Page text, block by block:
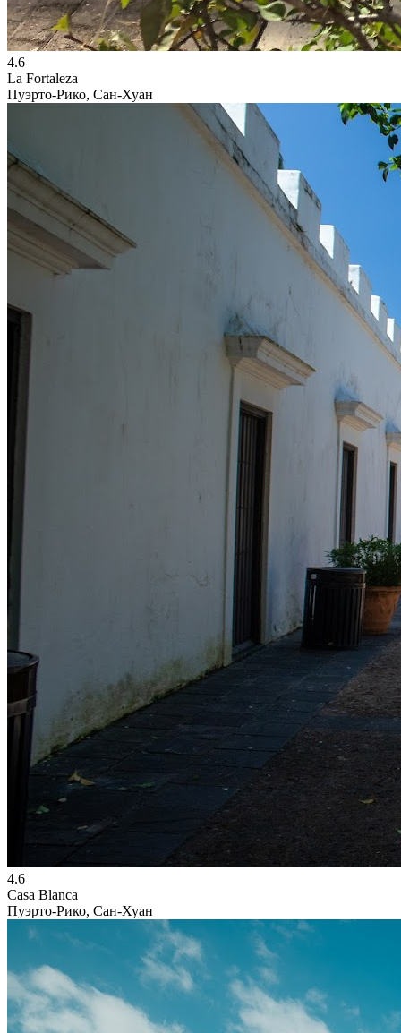
4.6
La Fortaleza
Пуэрто-Рико, Сан-Хуан
4.6
Casa Blanca
Пуэрто-Рико, Сан-Хуан